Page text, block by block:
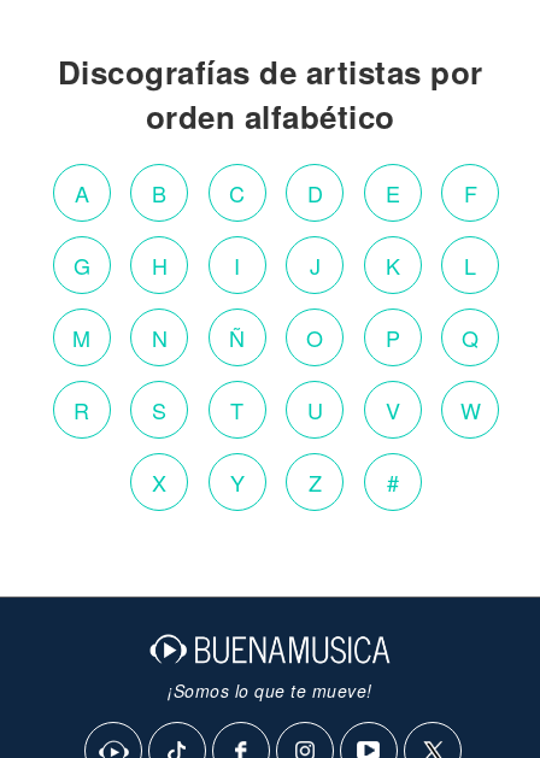
Discografías de artistas por
orden alfabético
A B C D E F
G H I J K L
M N Ñ O P Q
R S T U V W
X Y Z #
¡Somos lo que te mueve!